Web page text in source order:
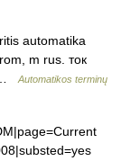
automatika
m rus. ток
…
Automatikos terminų